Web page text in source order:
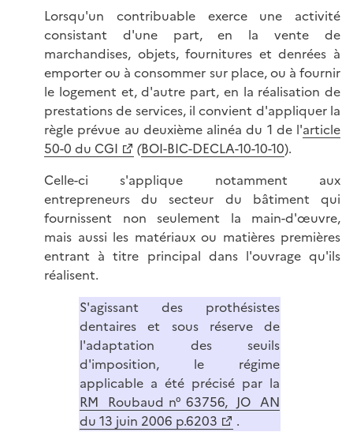
Lorsqu'un contribuable exerce une activité
consistant d'une part, en la vente de
marchandises, objets, fournitures et denrées à
emporter ou à consommer sur place, ou à fournir
le logement et, d'autre part, en la réalisation de
prestations de services, il convient d'appliquer la
règle prévue au deuxième alinéa du 1 de l'article
50-0 du CGI
(BOI-BIC-DECLA-10-10-10).
Celle-ci s'applique notamment aux
entrepreneurs du secteur du bâtiment qui
fournissent non seulement la main-d'œuvre,
mais aussi les matériaux ou matières premières
entrant à titre principal dans l'ouvrage qu'ils
réalisent.
S'agissant des prothésistes
dentaires et sous réserve de
l'adaptation des seuils
d'imposition, le régime
applicable a été précisé par la
RM Roubaud n° 63756, JO AN
du 13 juin 2006 p.6203
.